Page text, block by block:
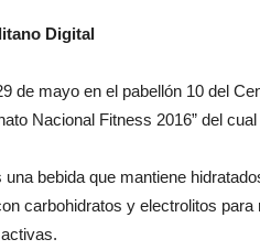
Digital
de mayo en el pabellón 10 del
Nacional Fitness 2016” del
una bebida que mantiene
carbohidratos y electrolitos